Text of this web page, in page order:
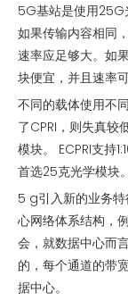
5G基站是使用25G
如果传输内容相同
速率应足够大。如
块便宜，并且速率
不同的载体使用不
了CPRI，则失真较
模块。 ECPRI支持
首选25克光学模块。
5 g引入新的业务
心网络体系结构，
会，就数据中心而
的，每个通道的带
据中心。